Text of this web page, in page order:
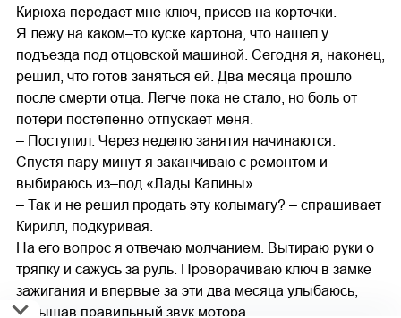
Кирюха передает мне ключ, присев на корточки.
Я лежу на каком–то куске картона, что нашел у
подъезда под отцовской машиной. Сегодня я, наконец,
решил, что готов заняться ей. Два месяца прошло
после смерти отца. Легче пока не стало, но боль от
потери постепенно отпускает меня.
– Поступил. Через неделю занятия начинаются.
Спустя пару минут я заканчиваю с ремонтом и
выбираюсь из–под «Лады Калины».
– Так и не решил продать эту колымагу? – спрашивает
Кирилл, подкуривая.
На его вопрос я отвечаю молчанием. Вытираю руки о
тряпку и сажусь за руль. Проворачиваю ключ в замке
зажигания и впервые за эти два месяца улыбаюсь,
услышав правильный звук мотора.